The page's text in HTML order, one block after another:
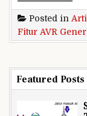
Fitur
AVR
Posted in
Fitur AVR
Featured Posts